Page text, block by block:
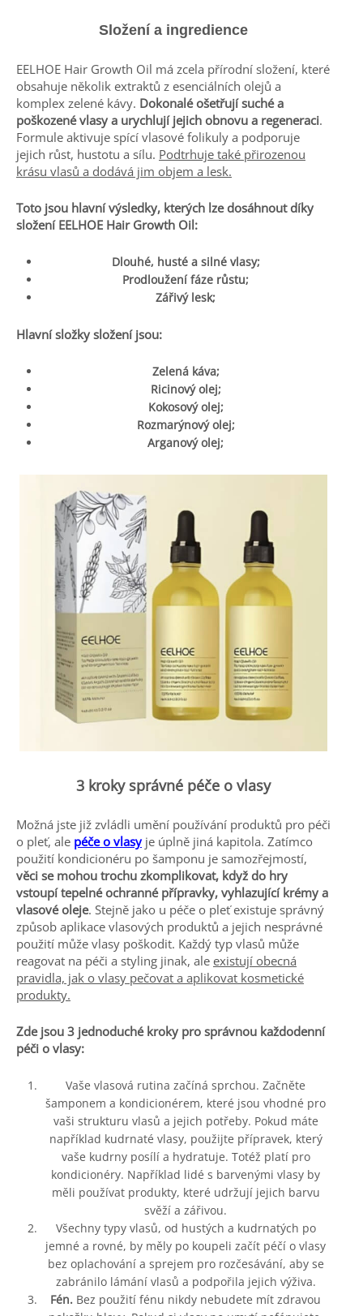
Složení a ingredience
EELHOE Hair Growth Oil má zcela přírodní složení, které
obsahuje několik extraktů z esenciálních olejů a
komplex zelené kávy. Dokonalé ošetřují suché a
poškozené vlasy a urychlují jejich obnovu a regeneraci.
Formule aktivuje spící vlasové folikuly a podporuje
jejich růst, hustotu a sílu. Podtrhuje také přirozenou
krásu vlasů a dodává jim objem a lesk.
Toto jsou hlavní výsledky, kterých lze dosáhnout díky
složení EELHOE Hair Growth Oil:
Dlouhé, husté a silné vlasy;
Prodloužení fáze růstu;
Zářivý lesk;
Hlavní složky složení jsou:
Zelená káva;
Ricinový olej;
Kokosový olej;
Rozmarýnový olej;
Arganový olej;
3 kroky správné péče o vlasy
Možná jste již zvládli umění používání produktů pro péči
o pleť, ale péče o vlasyje úplně jiná kapitola. Zatímco
použití kondicionéru po šamponu je samozřejmostí,
věci se mohou trochu zkomplikovat, když do hry
vstoupí tepelné ochranné přípravky, vyhlazující krémy a
vlasové oleje. Stejně jako u péče o pleť existuje správný
způsob aplikace vlasových produktů a jejich nesprávné
použití může vlasy poškodit. Každý typ vlasů může
reagovat na péči a styling jinak, ale existují obecná
pravidla, jak o vlasy pečovat a aplikovat kosmetické
produkty.
Zde jsou 3 jednoduché kroky pro správnou každodenní
péči o vlasy:
Vaše vlasová rutina začíná sprchou. Začněte
šamponem a kondicionérem, které jsou vhodné pro
vaši strukturu vlasů a jejich potřeby. Pokud máte
například kudrnaté vlasy, použijte přípravek, který
vaše kudrny posílí a hydratuje. Totéž platí pro
kondicionéry. Například lidé s barvenými vlasy by
měli používat produkty, které udržují jejich barvu
svěží a zářivou.
Všechny typy vlasů, od hustých a kudrnatých po
jemné a rovné, by měly po koupeli začít péčí o vlasy
bez oplachování a sprejem pro rozčesávání, aby se
zabránilo lámání vlasů a podpořila jejich výživa.
Fén. Bez použití fénu nikdy nebudete mít zdravou